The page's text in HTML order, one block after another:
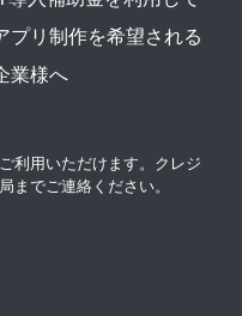
プリ制作を希望される
業様へ
利用いただけます。クレジ
までご連絡ください。